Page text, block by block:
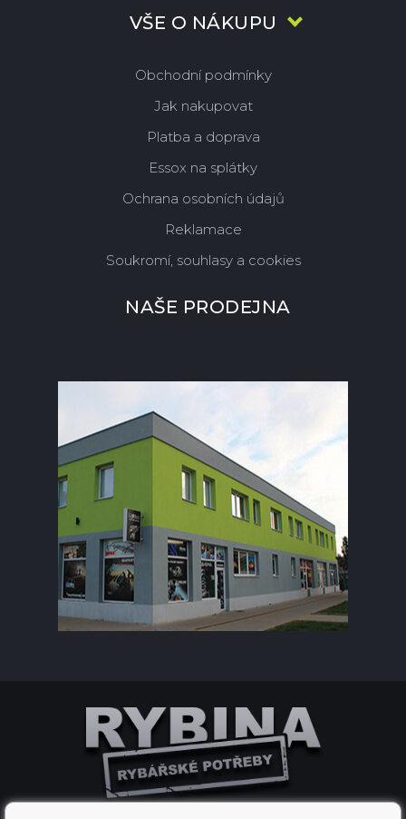
VŠE O NÁKUPU
Obchodní podmínky
Jak nakupovat
Platba a doprava
Essox na splátky
Ochrana osobních údajů
Reklamace
Soukromí, souhlasy a cookies
NAŠE PRODEJNA